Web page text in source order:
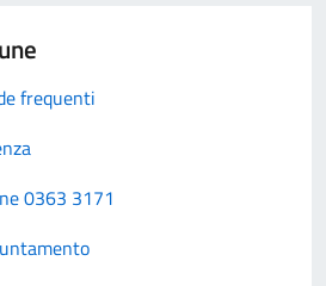
frequenti
0363 3171